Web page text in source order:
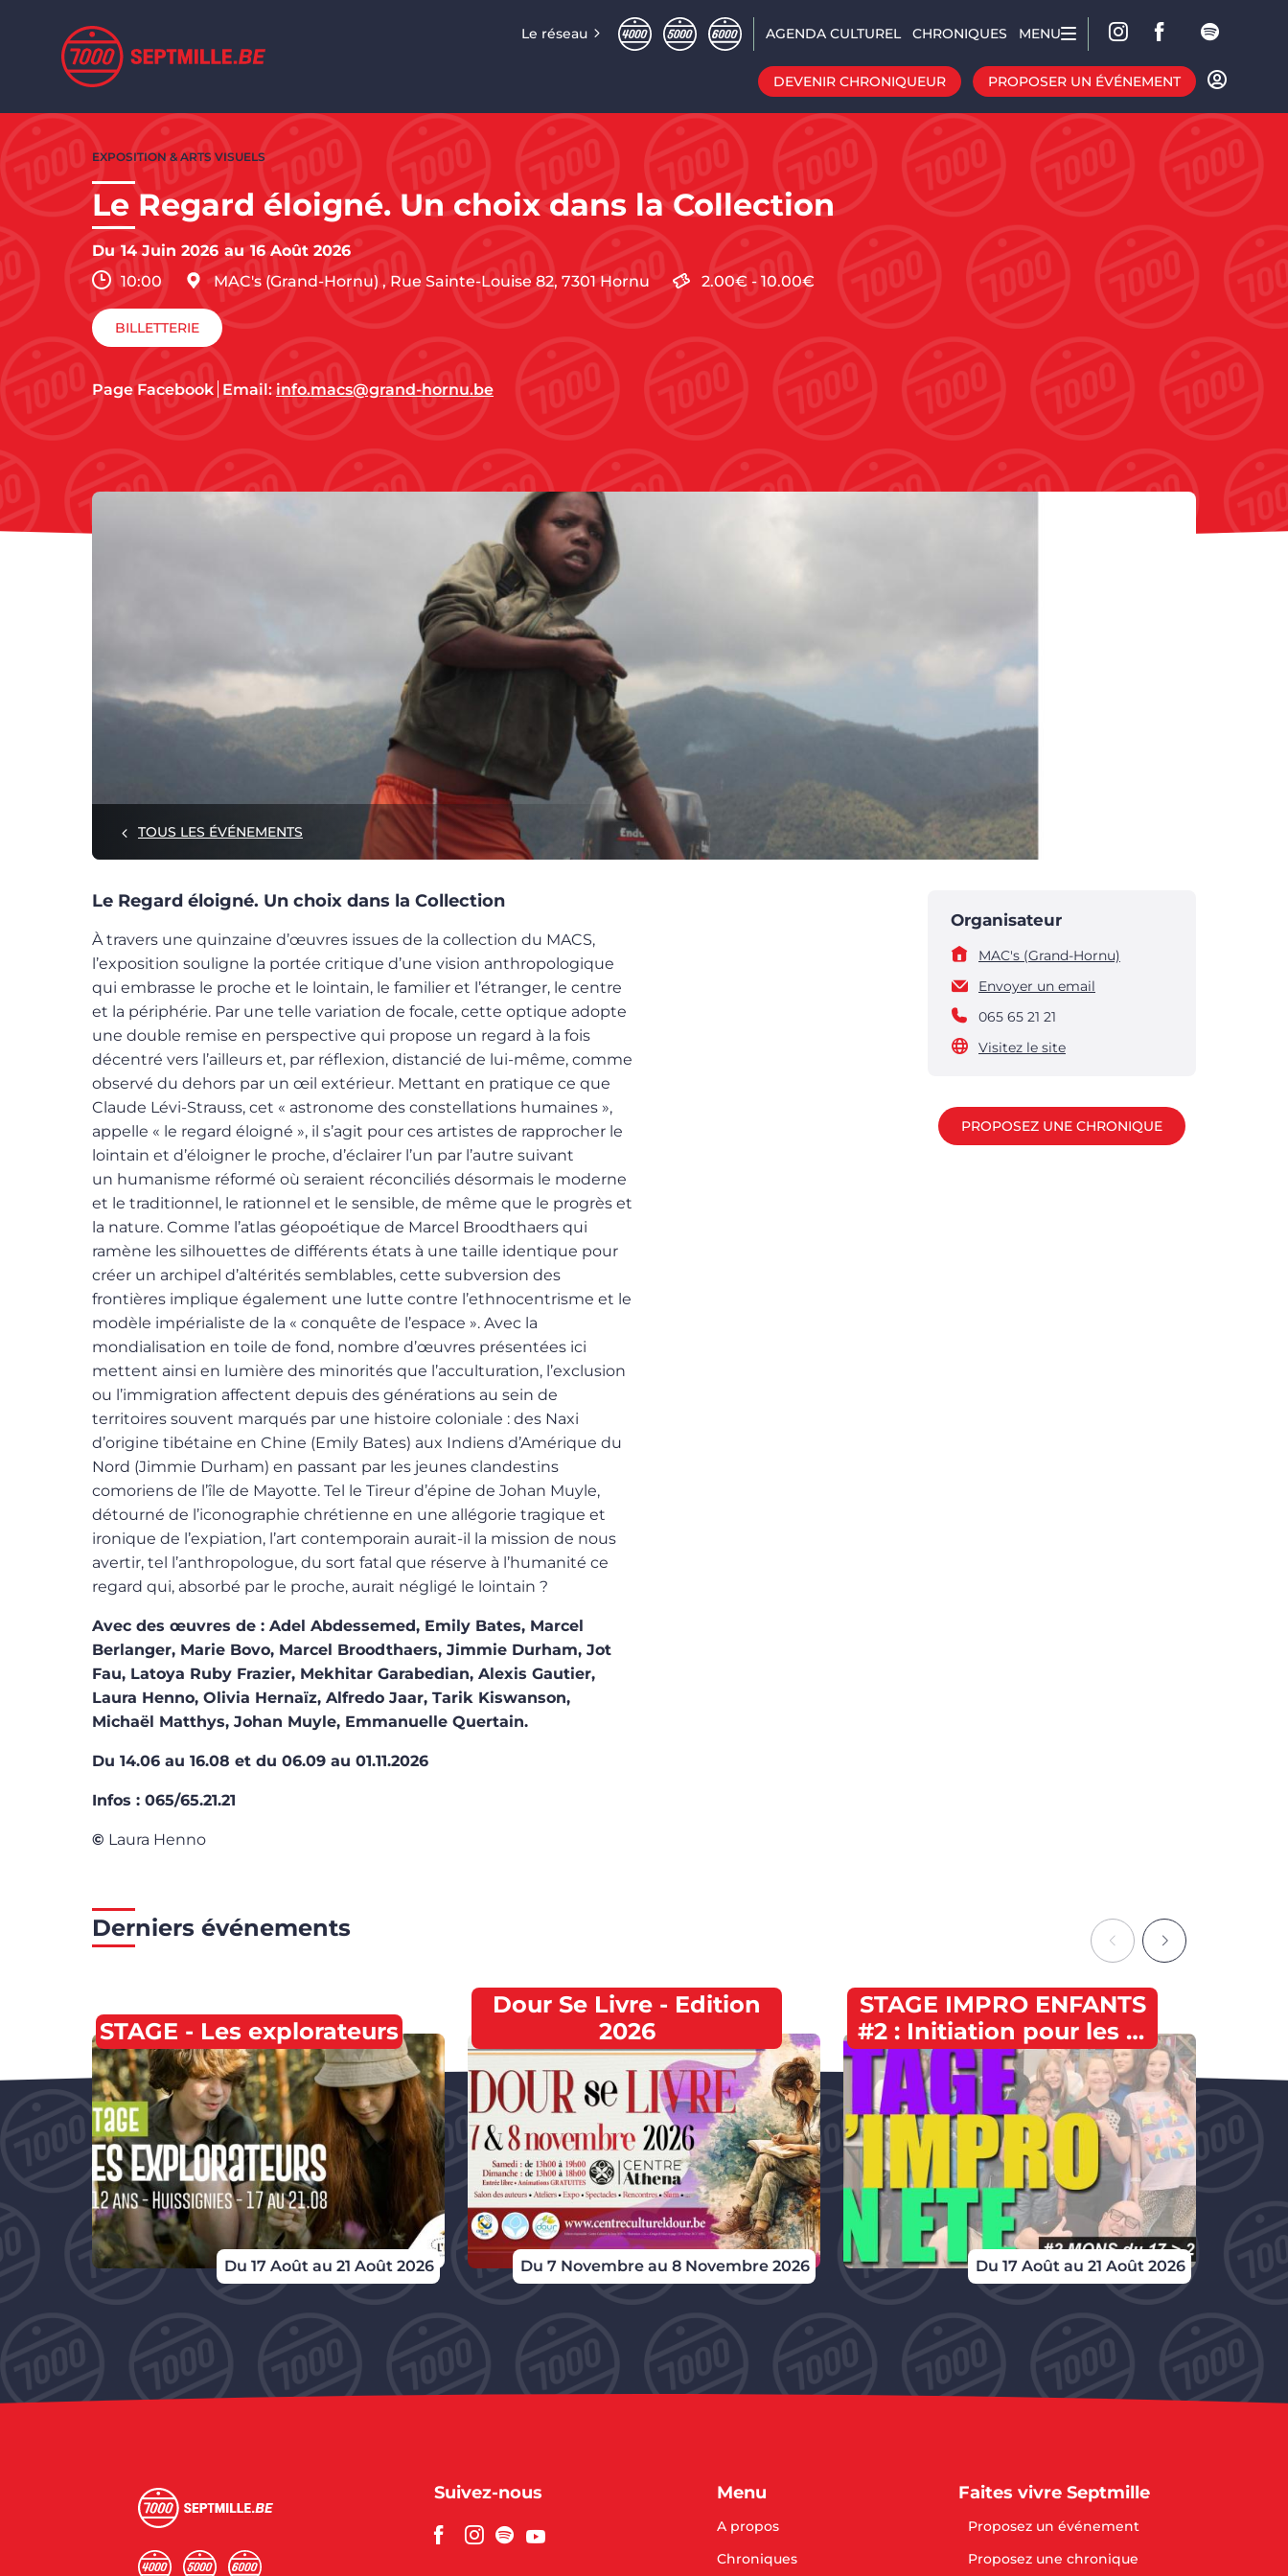
Le réseau AGENDA CULTUREL CHRONIQUES MENU
DEVENIR CHRONIQUEUR PROPOSER UN ÉVÉNEMENT
EXPOSITION & ARTS VISUELS
Le Regard éloigné. Un choix dans la Collection
Du 14 Juin 2026 au 16 Août 2026
10:00
MAC's (Grand-Hornu) , Rue Sainte-Louise 82, 7301 Hornu 2.00€ - 10.00€
BILLETTERIE
Page Facebook Email: info.macs@grand-hornu.be
TOUS LES ÉVÉNEMENTS
Le Regard éloigné. Un choix dans la Collection
À travers une quinzaine d’œuvres issues de la collection du MACS,
l’exposition souligne la portée critique d’une vision anthropologique
qui embrasse le proche et le lointain, le familier et l’étranger, le centre
et la périphérie. Par une telle variation de focale, cette optique adopte
une double remise en perspective qui propose un regard à la fois
décentré vers l’ailleurs et, par réflexion, distancié de lui-même, comme
observé du dehors par un œil extérieur. Mettant en pratique ce que
Claude Lévi-Strauss, cet « astronome des constellations humaines »,
appelle « le regard éloigné », il s’agit pour ces artistes de rapprocher le
lointain et d’éloigner le proche, d’éclairer l’un par l’autre suivant
un humanisme réformé où seraient réconciliés désormais le moderne
et le traditionnel, le rationnel et le sensible, de même que le progrès et
la nature. Comme l’atlas géopoétique de Marcel Broodthaers qui
ramène les silhouettes de différents états à une taille identique pour
créer un archipel d’altérités semblables, cette subversion des
frontières implique également une lutte contre l’ethnocentrisme et le
modèle impérialiste de la « conquête de l’espace ». Avec la
mondialisation en toile de fond, nombre d’œuvres présentées ici
mettent ainsi en lumière des minorités que l’acculturation, l’exclusion
ou l’immigration affectent depuis des générations au sein de
territoires souvent marqués par une histoire coloniale : des Naxi
d’origine tibétaine en Chine (Emily Bates) aux Indiens d’Amérique du
Nord (Jimmie Durham) en passant par les jeunes clandestins
comoriens de l’île de Mayotte. Tel le Tireur d’épine de Johan Muyle,
détourné de l’iconographie chrétienne en une allégorie tragique et
ironique de l’expiation, l’art contemporain aurait-il la mission de nous
avertir, tel l’anthropologue, du sort fatal que réserve à l’humanité ce
regard qui, absorbé par le proche, aurait négligé le lointain ?
Avec des œuvres de : Adel Abdessemed, Emily Bates, Marcel
Berlanger, Marie Bovo, Marcel Broodthaers, Jimmie Durham, Jot
Fau, Latoya Ruby Frazier, Mekhitar Garabedian, Alexis Gautier,
Laura Henno, Olivia Hernaïz, Alfredo Jaar, Tarik Kiswanson,
Michaël Matthys, Johan Muyle, Emmanuelle Quertain.
Du 14.06 au 16.08 et du 06.09 au 01.11.2026
Infos : 065/65.21.21
© Laura Henno
Organisateur
MAC's (Grand-Hornu)
Envoyer un email
065 65 21 21
Visitez le site
PROPOSEZ UNE CHRONIQUE
Derniers événements
Du 17 Août au 21 Août 2026
STAGE - Les explorateurs
Du 7 Novembre au 8 Novembre 2026
Dour Se Livre - Edition
2026
Du 17 Août au 21 Août 2026
STAGE IMPRO ENFANTS
#2 : Initiation pour les 7-
11 ans à Mons
Suivez-nous Menu
A propos
Chroniques
Faites vivre Septmille
Proposez un événement
Proposez une chronique